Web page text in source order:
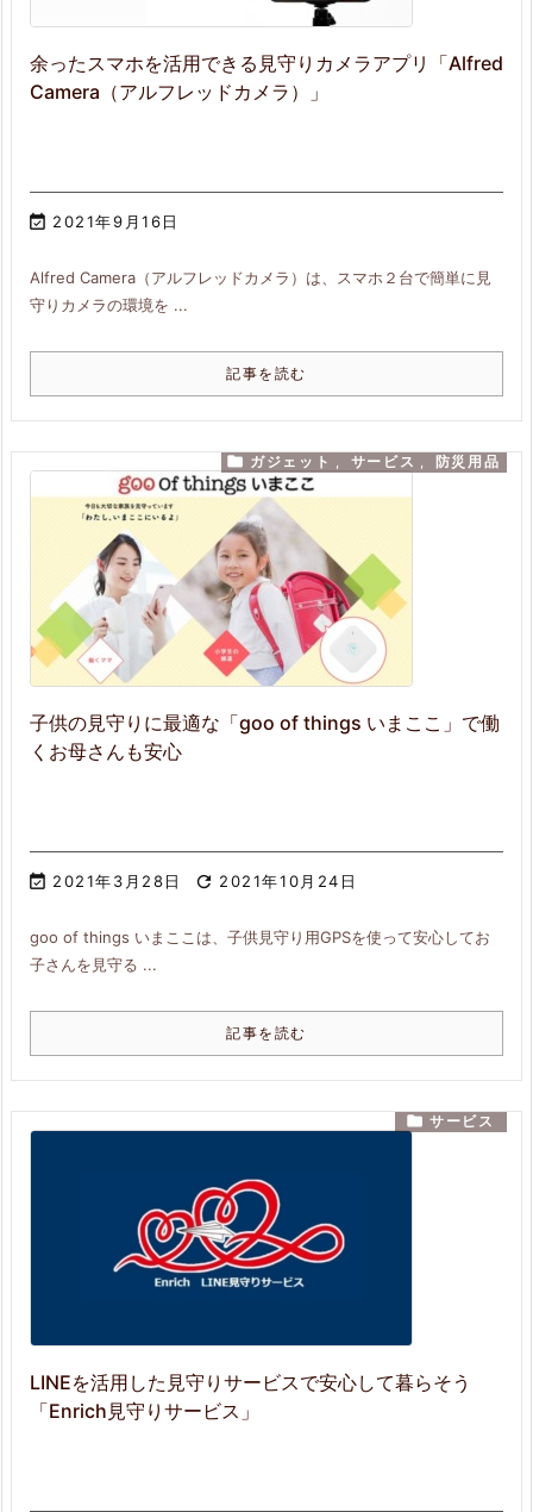
余ったスマホを活用できる見守りカメラアプリ「Alfred
Camera（アルフレッドカメラ）」
 2021年9月16日
Alfred Camera（アルフレッドカメラ）は、スマホ２台で簡単に見
守りカメラの環境を ...
記事を読む
子供の見守りに最適な「goo of things いまここ」で働
くお母さんも安心
 2021年3月28日  2021年10月24日
 ガジェット , サービス , 防災用品
goo of things いまここは、子供見守り用GPSを使って安心してお
子さんを見守る ...
記事を読む
LINEを活用した見守りサービスで安心して暮らそう
「Enrich見守りサービス」
 サービス